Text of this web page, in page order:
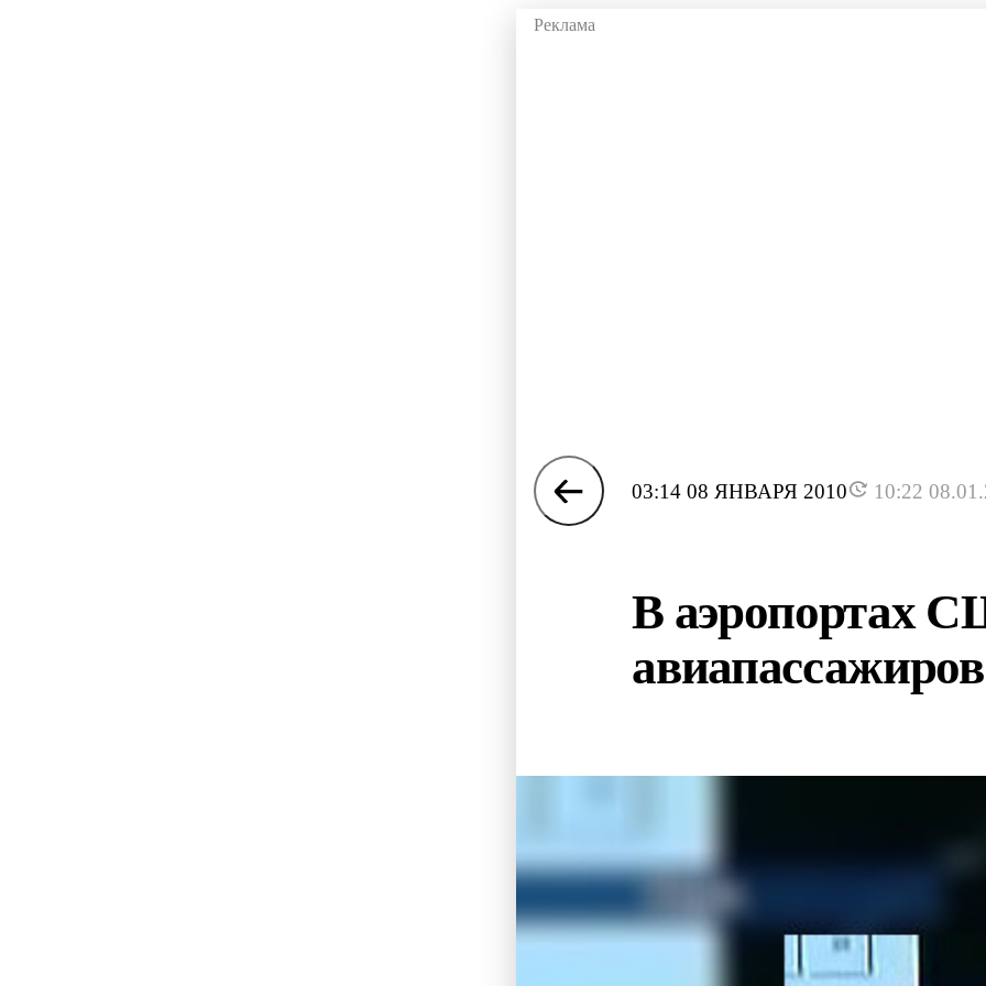
03:14 08 ЯНВАРЯ 2010 10:22
В аэропортах